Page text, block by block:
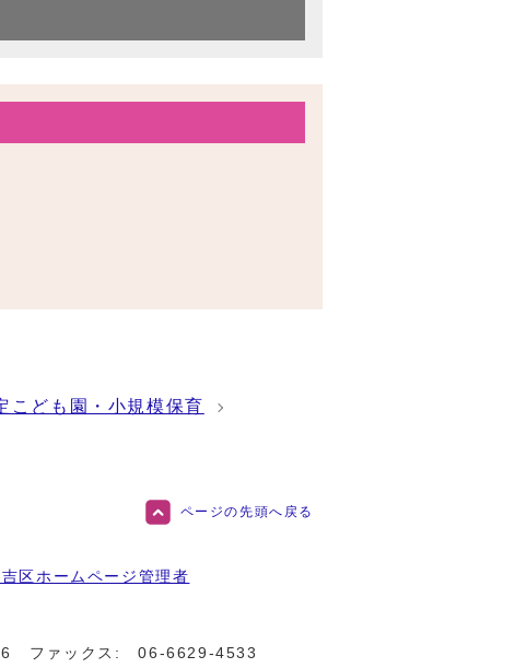
こども園・小規模保育
ページの先頭へ戻る
区ホームページ管理者
ファックス: 06-6629-4533